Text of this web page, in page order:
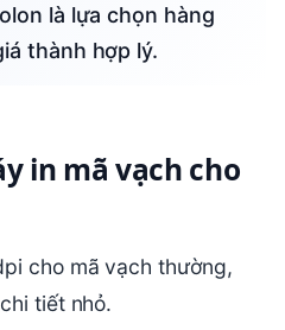
là lựa chọn hàng
thành hợp lý.
in mã vạch cho
cho mã vạch thường,
tiết nhỏ.